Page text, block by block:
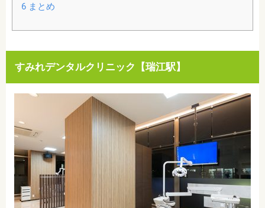
6まとめ
すみれデンタルクリニック【瑞江駅】